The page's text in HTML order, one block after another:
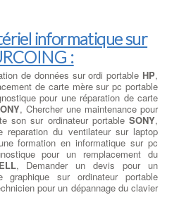
informatique sur
:
de données sur ordi portable HP,
de carte mère sur pc portable
pour une réparation de carte
, Chercher une maintenance pour
son sur ordinateur portable SONY,
reparation du ventilateur sur laptop
formation en informatique sur pc
pour un remplacement du
, Demander un devis pour un
sur ordinateur portable
pour un dépannage du clavier